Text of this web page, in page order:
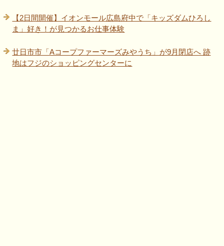
【2日間開催】イオンモール広島府中で「キッズダムひろし
ま」好き！が見つかるお仕事体験
廿日市市「Aコープファーマーズみやうち」が9月閉店へ 跡
地はフジのショッピングセンターに